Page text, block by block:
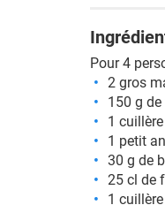
Pour 4
2 gros
150 g
1
1 petit
30 g de
25 cl de
1